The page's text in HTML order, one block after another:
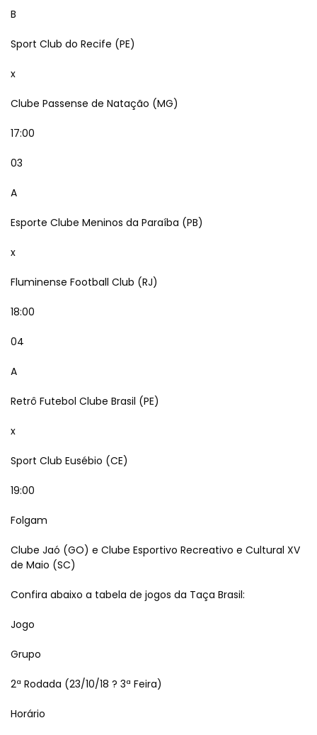
B
Sport Club do Recife (PE)
x
Clube Passense de Natação (MG)
17:00
03
A
Esporte Clube Meninos da Paraíba (PB)
x
Fluminense Football Club (RJ)
18:00
04
A
Retrô Futebol Clube Brasil (PE)
x
Sport Club Eusébio (CE)
19:00
Folgam
Clube Jaó (GO) e Clube Esportivo Recreativo e Cultural XV
de Maio (SC)
Confira abaixo a tabela de jogos da Taça Brasil:
Jogo
Grupo
2ª Rodada (23/10/18 ? 3ª Feira)
Horário